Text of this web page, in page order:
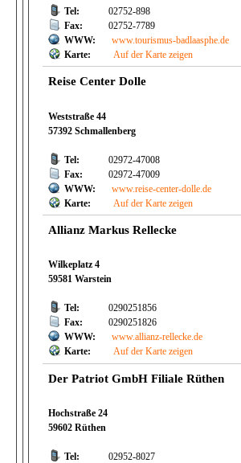
Tel:
02752-898
Fax:
02752-7789
WWW:
www.tourismus-badlaasphe.de
Karte:
Auf der Karte zeigen
Reise Center Dolle
Weststraße 44
57392 Schmallenberg
Tel:
02972-47008
Fax:
02972-47009
WWW:
www.reise-center-dolle.de
Karte:
Auf der Karte zeigen
Allianz Markus Rellecke
Wilkeplatz 4
59581 Warstein
Tel:
0290251856
Fax:
0290251826
WWW:
www.allianz-rellecke.de
Karte:
Auf der Karte zeigen
Der Patriot GmbH Filiale Rüthen
Hochstraße 24
59602 Rüthen
Tel:
02952-8027